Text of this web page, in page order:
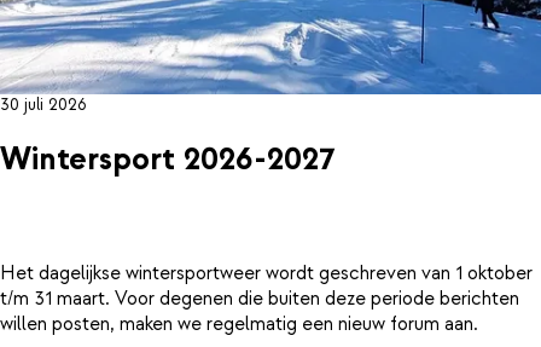
30 juli 2026
Wintersport 2026-2027
Het dagelijkse wintersportweer wordt geschreven van 1 oktober
t/m 31 maart. Voor degenen die buiten deze periode berichten
willen posten, maken we regelmatig een nieuw forum aan.